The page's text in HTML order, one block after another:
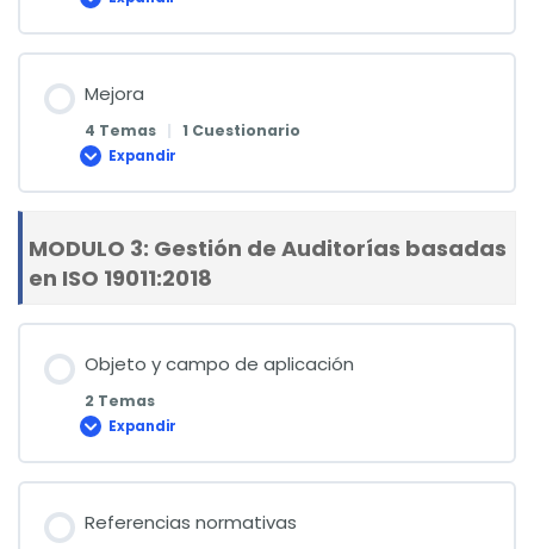
Evaluación
desempeño
Mejora
4 Temas | 1 Cuestionario
Expandir
Mejora
MODULO 3: Gestión de Auditorías basadas
en ISO 19011:2018
Objeto y campo de aplicación
2 Temas
Expandir
Objeto
campo
de
Referencias normativas